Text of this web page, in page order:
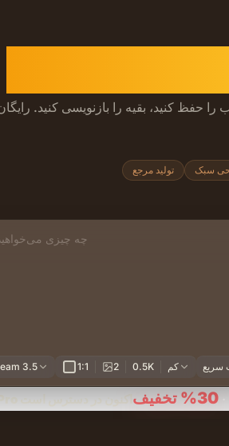
کنید، بقیه را بازنویسی کنید. رایگان
تولید مرجع سبک
اعلان
3.5 1:1 2 0.5K کم سریع
Seedream 5.0 Pro اکنون در دسترس است ·
30% تخفیف